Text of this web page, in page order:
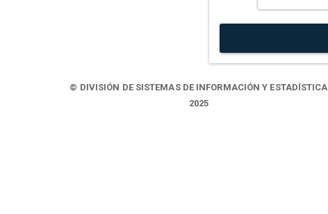
© DIVISIÓN DE SISTEMAS DE INFORMACIÓN Y ESTADÍSTICA
2025